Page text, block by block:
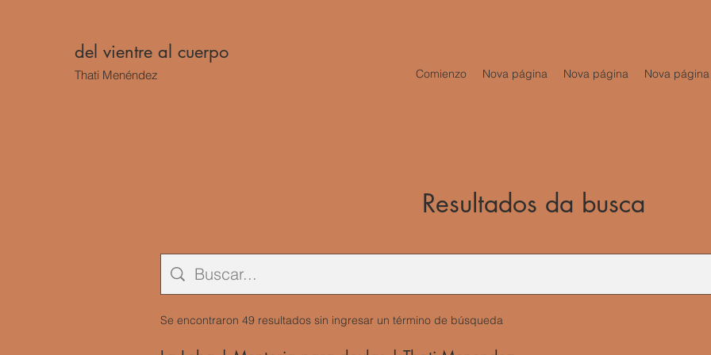
del vientre al cuerpo
Thati Menéndez Comienzo Nova página Nova página Nova página
Resultados da busca
Se encontraron 49 resultados sin ingresar un término de búsqueda